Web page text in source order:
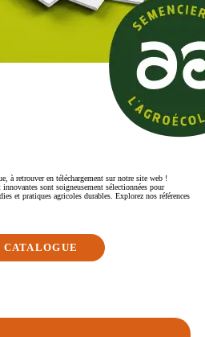
à retrouver en téléchargement sur notre site web !
sont soigneusement sélectionnées pour
et pratiques agricoles durables. Explorez nos références